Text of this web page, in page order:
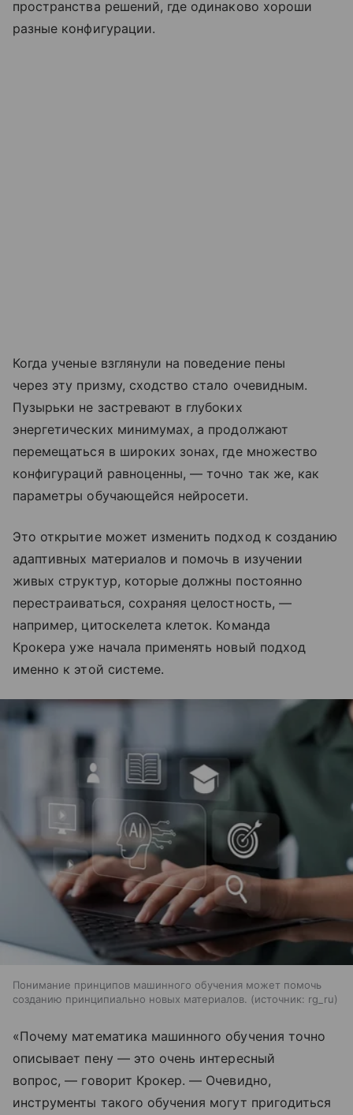
пространства решений, где одинаково хороши
разные конфигурации.
Когда ученые взглянули на поведение пены
через эту призму, сходство стало очевидным.
Пузырьки не застревают в глубоких
энергетических минимумах, а продолжают
перемещаться в широких зонах, где множество
конфигураций равноценны, — точно так же, как
параметры обучающейся нейросети.
Это открытие может изменить подход к созданию
адаптивных материалов и помочь в изучении
живых структур, которые должны постоянно
перестраиваться, сохраняя целостность, —
например, цитоскелета клеток. Команда
Крокера уже начала применять новый подход
именно к этой системе.
Понимание принципов машинного обучения может помочь
созданию принципиально новых материалов.
источник: rg_ru
«Почему математика машинного обучения точно
описывает пену — это очень интересный
вопрос, — говорит Крокер. — Очевидно,
инструменты такого обучения могут пригодиться